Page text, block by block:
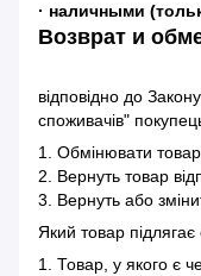
· наличными
Возврат и
відповідно до
споживачів"
1. Обмінювати товар
2. Вернуть товар
3. Вернуть або
Який товар підлягає
1. Товар, у якого є